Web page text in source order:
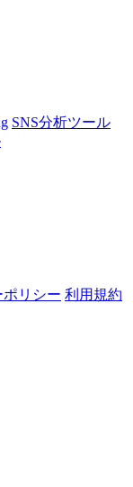
SNS分析ツール
リシー 利用規約